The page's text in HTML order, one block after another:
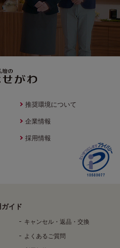
推奨環境について
企業情報
採用情報
イド
キャンセル・返品・交換
よくあるご質問